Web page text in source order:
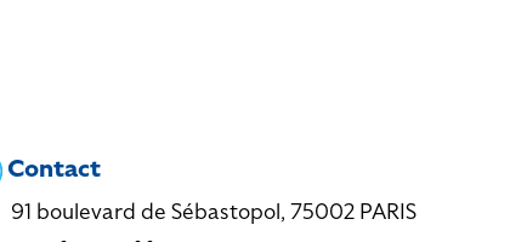
Contact
91 boulevard de Sébastopol, 75002 PARIS